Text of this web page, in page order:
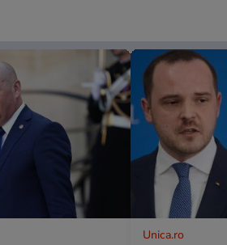
Unica.ro